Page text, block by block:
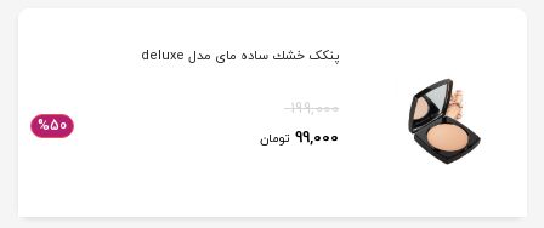
پنکک خشك ساده مای مدل deluxe
199,000
99,000 تومان
%50